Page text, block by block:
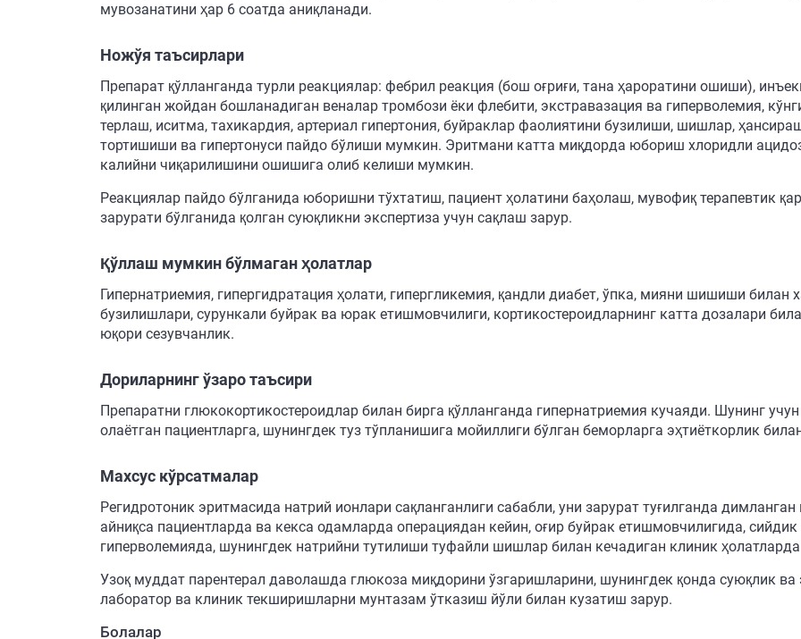
мувозанатини ҳар 6 соатда аниқланади.
Ножўя таъсирлари
Препарат қўлланганда турли реакциялар: фебрил реакция (бош оғриғи, тана ҳароратини ошиши),
қилинган жойдан бошланадиган веналар тромбози ёки флебити, экстравазация ва гиперволемия,
терлаш, иситма, тахикардия, артериал гипертония, буйраклар фаолиятини бузилиши, шишлар,
тортишиши ва гипертонуси пайдо бўлиши мумкин. Эритмани катта миқдорда юбориш хлоридли
калийни чиқарилишини ошишига олиб келиши мумкин.
Реакциялар пайдо бўлганида юборишни тўхтатиш, пациент ҳолатини баҳолаш, мувофиқ терапевтик
зарурати бўлганида қолган суюқликни экспертиза учун сақлаш зарур.
Қўллаш мумкин бўлмаган ҳолатлар
Гипернатриемия, гипергидратация ҳолати, гипергликемия, қандли диабет, ўпка, мияни шишиши билан
бузилишлари, сурункали буйрак ва юрак етишмовчилиги, кортикостероидларнинг катта дозалари
юқори сезувчанлик.
Дориларнинг ўзаро таъсири
Препаратни глюкокортикостероидлар билан бирга қўлланганда гипернатриемия кучаяди. Шунинг
олаётган пациентларга, шунингдек туз тўпланишига мойиллиги бўлган беморларга эҳтиёткорлик
Махсус кўрсатмалар
Регидротоник эритмасида натрий ионлари сақланганлиги сабабли, уни зарурат туғилганда
айниқса пациентларда ва кекса одамларда операциядан кейин, оғир буйрак етишмовчилигида,
гиперволемияда, шунингдек натрийни тутилиши туфайли шишлар билан кечадиган клиник
Узоқ муддат парентерал даволашда глюкоза миқдорини ўзгаришларини, шунингдек қонда суюқлик ва
лаборатор ва клиник текширишларни мунтазам ўтказиш йўли билан кузатиш зарур.
Болалар